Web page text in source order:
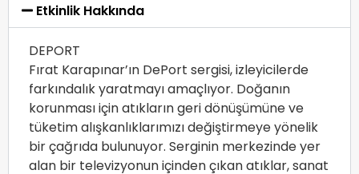
Etkinlik Hakkında
DEPORT
Fırat Karapınar’ın DePort sergisi, izleyicilerde
farkındalık yaratmayı amaçlıyor. Doğanın
korunması için atıkların geri dönüşümüne ve
tüketim alışkanlıklarımızı değiştirmeye yönelik
bir çağrıda bulunuyor. Serginin merkezinde yer
alan bir televizyonun içinden çıkan atıklar, sanat